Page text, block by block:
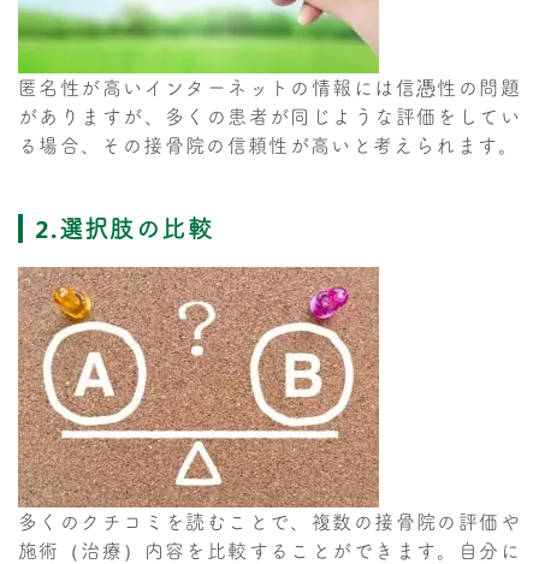
匿名性が高いインターネットの情報には信憑性の問題
がありますが、多くの患者が同じような評価をしてい
る場合、その接骨院の信頼性が高いと考えられます。
2.選択肢の比較
多くのクチコミを読むことで、複数の接骨院の評価や
施術（治療）内容を比較することができます。自分に